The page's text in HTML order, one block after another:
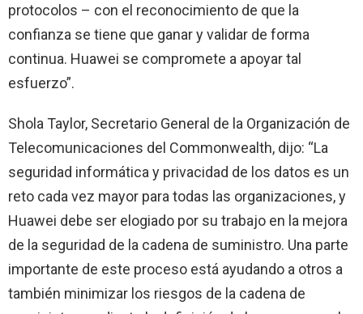
protocolos – con el reconocimiento de que la
confianza se tiene que ganar y validar de forma
continua. Huawei se compromete a apoyar tal
esfuerzo”.
Shola Taylor, Secretario General de la Organización de
Telecomunicaciones del Commonwealth, dijo: “La
seguridad informática y privacidad de los datos es un
reto cada vez mayor para todas las organizaciones, y
Huawei debe ser elogiado por su trabajo en la mejora
de la seguridad de la cadena de suministro. Una parte
importante de este proceso está ayudando a otros a
también minimizar los riesgos de la cadena de